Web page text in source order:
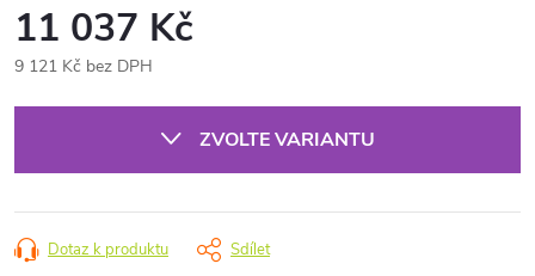
11 037 Kč
9 121 Kč bez DPH
ZVOLTE VARIANTU
Dotaz k produktu Sdílet